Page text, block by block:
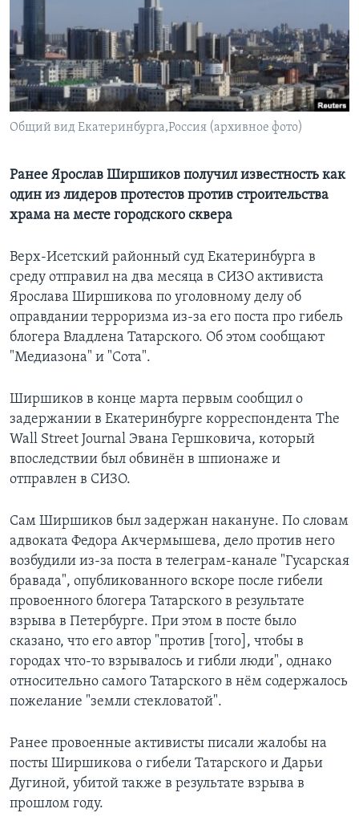
Learning English
СОЦИАЛЬНЫЕ СЕТИ
Общий вид Екатеринбурга,Россия (архивное фото)
Ранее Ярослав Ширшиков получил известность как
один из лидеров протестов против строительства
храма на месте городского сквера
Верх-Исетский районный суд Екатеринбурга в
среду отправил на два месяца в СИЗО активиста
Ярослава Ширшикова по уголовному делу об
оправдании терроризма из-за его поста про гибель
блогера Владлена Татарского. Об этом сообщают
"Медиазона" и "Сота".
Ширшиков в конце марта первым сообщил о
задержании в Екатеринбурге корреспондента The
Wall Street Journal Эвана Гершковича, который
впоследствии был обвинён в шпионаже и
отправлен в СИЗО.
Сам Ширшиков был задержан накануне. По словам
адвоката Федора Акчермышева, дело против него
возбудили из-за поста в телеграм-канале "Гусарская
бравада", опубликованного вскоре после гибели
провоенного блогера Татарского в результате
взрыва в Петербурге. При этом в посте было
сказано, что его автор "против [того], чтобы в
городах что-то взрывалось и гибли люди", однако
относительно самого Татарского в нём содержалось
пожелание "земли стекловатой".
Ранее провоенные активисты писали жалобы на
посты Ширшикова о гибели Татарского и Дарьи
Дугиной, убитой также в результате взрыва в
прошлом году.